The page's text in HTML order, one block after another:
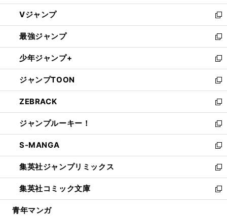
ウ
ィ
ン
ド
ウ
で
開
く
し
い
ウ
ィ
ン
ド
ウ
で
開
く
Vジャンプ
新
し
い
ウ
ィ
ン
ド
ウ
で
開
く
最強ジャンプ
新
し
い
ウ
ィ
ン
ド
ウ
で
開
く
少年ジャンプ+
新
し
い
ウ
ィ
ン
ド
ウ
で
開
く
ジャンプTOON
新
し
い
ウ
ィ
ン
ド
ウ
で
開
く
ZEBRACK
新
し
い
ウ
ィ
ン
ド
ウ
で
開
ジャンプルーキー！
新
し
い
ウ
ィ
ン
ド
ウ
S-MANGA
新
し
い
ウ
ィ
ン
集英社ジャンプリミックス
新
し
い
ウ
集英社コミック文庫
新
し
青年マンガ